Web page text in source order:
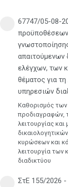
67747/05-08-
απαιτούμενων
ελέγχων, των
θέματος για
υπηρεσιών
Καθορισμός
προδιαγραφών,
λειτουργίας
κυρώσεων και
λειτουργία των
διαδικτύου
ΣτΕ 155/2026 -